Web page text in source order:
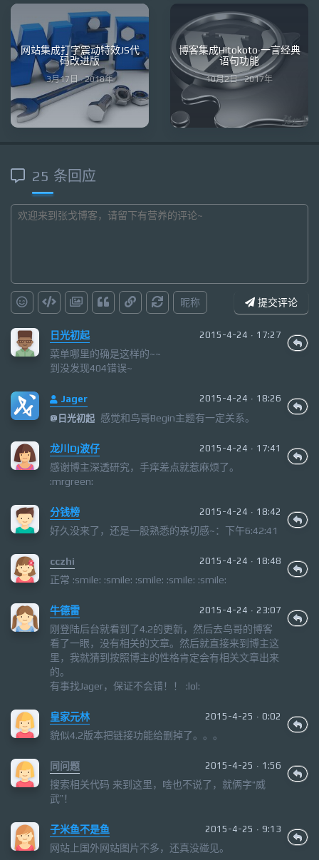
网站集成打字震动特效JS代
码改进版
3月17日 · 2018年
博客集成Hitokoto·一言经典
语句功能
10月2日 · 2017年
25 条回应
昵称 提交评论
日光初起 2015-4-24 · 17:27
菜单哪里的确是这样的~~
到没发现404错误~
Jager
2015-4-24 · 18:26
@ 日光初起 感觉和鸟哥Begin主题有一定关系。
龙川Dj波仔 2015-4-24 · 17:41
感谢博主深透研究，手痒差点就惹麻烦了。
:mrgreen:
分钱榜 2015-4-24 · 18:42
好久没来了，还是一股熟悉的亲切感~：下午6:42:41
cczhi 2015-4-24 · 18:48
正常 :smile: :smile: :smile: :smile: :smile:
牛德雷 2015-4-24 · 23:07
刚登陆后台就看到了4.2的更新，然后去鸟哥的博客
看了一眼，没有相关的文章。然后就直接来到博主这
里，我就猜到按照博主的性格肯定会有相关文章出来
的。
有事找Jager，保证不会错！！ :lol:
皇家元林 2015-4-25 · 0:02
貌似4.2版本把链接功能给删掉了。。。
同问题 2015-4-25 · 1:56
搜索相关代码 来到这里，啥也不说了，就俩字“威
武”！
子米鱼不是鱼 2015-4-25 · 9:13
网站上国外网站图片不多，还真没碰见。